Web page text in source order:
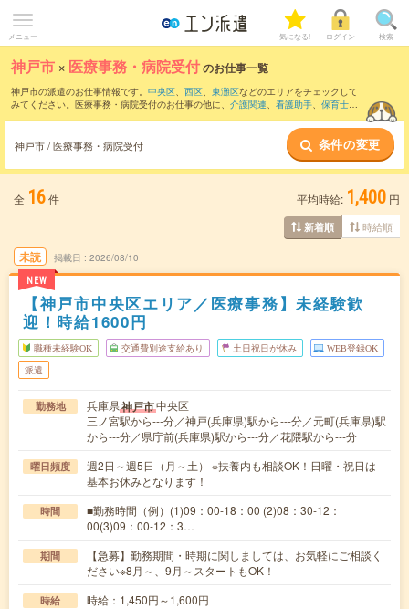
メニュー 気になる! ログイン 検索
神戸市 × 医療事務・病院受付のお仕事一覧
神戸市の派遣のお仕事情報です。 中央区、 西区、 東灘区などのエリアをチェックして
みてください。医療事務・病院受付のお仕事の他に、 介護関連、 看護助手、 保育士な
医療事務・病院受付のお仕事とは？
とは？
神戸市 / 医療事務・病院受付 条件の変更
全 16件 平均時給: 1,400 円
新着順 時給順
未読
NEW
掲載日 2026/08/10
【神戸市中央区エリア／医療事務】未経験歓
迎！時給1600円
職種未経験OK 交通費別途支給あり 土日祝日が休み WEB登録OK
派遣
勤務地 兵庫県神戸市中央区
三ノ宮駅から---分／神戸(兵庫県)駅から---分／元町(兵庫県)駅
から---分／県庁前(兵庫県)駅から---分／花隈駅から---分
曜日頻度
週2日～週5日（月～土） ※扶養内も相談OK！日曜・祝日は
基本お休みとなります！
時間
■勤務時間（例）(1)09：00-18：00 (2)08：30-12：
00(3)09：00-12：3…
期間
【急募】勤務期間・時期に関しましては、お気軽にご相談く
ださい※8月～、9月～スタートもOK！
時給 時給：1,450円～1,600円